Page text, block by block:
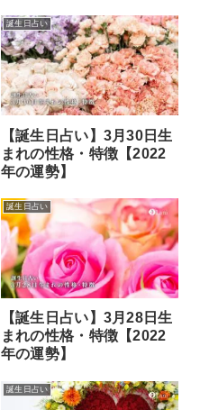
誕生日占い
【誕生日占い】3月30日生
まれの性格・特徴【2022
年の運勢】
誕生日占い
【誕生日占い】3月28日生
まれの性格・特徴【2022
年の運勢】
誕生日占い